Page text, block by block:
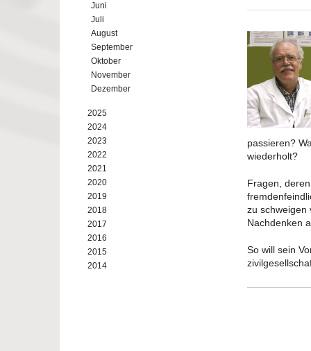
Juni
Juli
August
September
Oktober
November
Dezember
2025
2024
2023
2022
2021
2020
2019
2018
2017
2016
2015
2014
passieren?
wiederholt?
Fragen,
zu schweigen
Nachdenken
So will sein